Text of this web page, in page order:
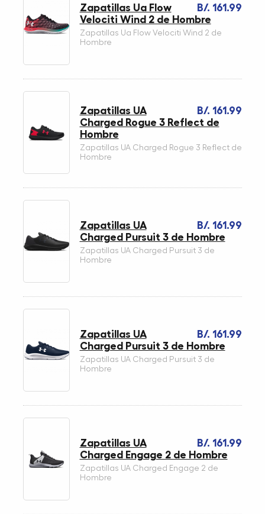
B/. 161.99
Zapatillas Ua Flow
Velociti Wind 2 de Hombre
Zapatillas Ua Flow Velociti Wind 2 de
Hombre
B/. 161.99
Zapatillas UA
Charged Rogue 3 Reflect de
Hombre
Zapatillas UA Charged Rogue 3 Reflect de
Hombre
B/. 161.99
Zapatillas UA
Charged Pursuit 3 de Hombre
Zapatillas UA Charged Pursuit 3 de
Hombre
B/. 161.99
Zapatillas UA
Charged Pursuit 3 de Hombre
Zapatillas UA Charged Pursuit 3 de
Hombre
B/. 161.99
Zapatillas UA
Charged Engage 2 de Hombre
Zapatillas UA Charged Engage 2 de
Hombre